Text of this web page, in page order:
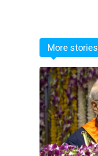
More stories